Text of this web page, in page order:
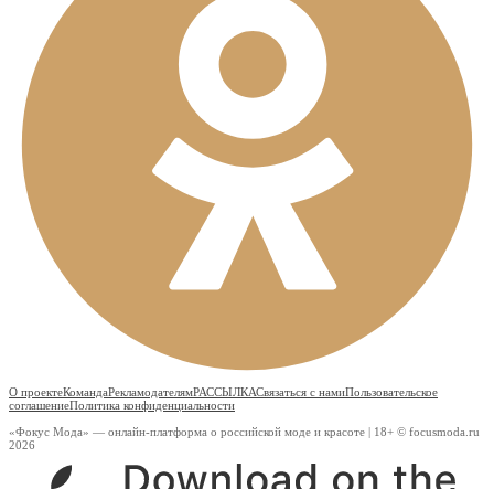
О проектеКомандаРекламодателямРАССЫЛКАСвязаться с намиПользовательское
соглашениеПолитика конфиденциальности
«Фокус Мода» — онлайн-платформа о российской моде и красоте | 18+ © focusmoda.ru
2026